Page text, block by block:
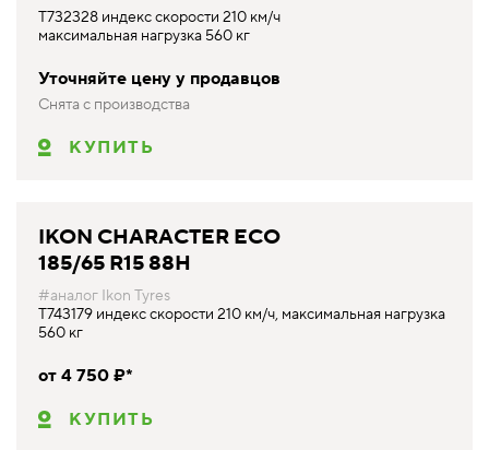
T732328 индекс скорости 210 км/ч
максимальная нагрузка 560 кг
Уточняйте цену у продавцов
Снята с производства
КУПИТЬ
IKON CHARACTER ECO
185/65 R15 88H
#аналог Ikon Tyres
T743179 индекс скорости 210 км/ч, максимальная нагрузка
560 кг
от 4 750 ₽*
КУПИТЬ